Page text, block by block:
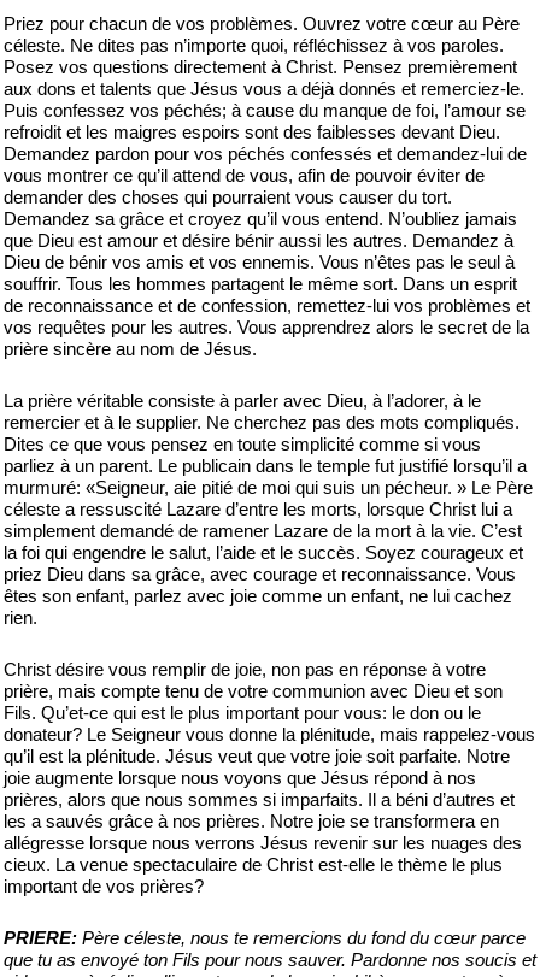
Priez pour chacun de vos problèmes. Ouvrez votre cœur au Père
céleste. Ne dites pas n’importe quoi, réfléchissez à vos paroles.
Posez vos questions directement à Christ. Pensez premièrement
aux dons et talents que Jésus vous a déjà donnés et remerciez-le.
Puis confessez vos péchés; à cause du manque de foi, l’amour se
refroidit et les maigres espoirs sont des faiblesses devant Dieu.
Demandez pardon pour vos péchés confessés et demandez-lui de
vous montrer ce qu’il attend de vous, afin de pouvoir éviter de
demander des choses qui pourraient vous causer du tort.
Demandez sa grâce et croyez qu’il vous entend. N’oubliez jamais
que Dieu est amour et désire bénir aussi les autres. Demandez à
Dieu de bénir vos amis et vos ennemis. Vous n’êtes pas le seul à
souffrir. Tous les hommes partagent le même sort. Dans un esprit
de reconnaissance et de confession, remettez-lui vos problèmes et
vos requêtes pour les autres. Vous apprendrez alors le secret de la
prière sincère au nom de Jésus.
La prière véritable consiste à parler avec Dieu, à l’adorer, à le
remercier et à le supplier. Ne cherchez pas des mots compliqués.
Dites ce que vous pensez en toute simplicité comme si vous
parliez à un parent. Le publicain dans le temple fut justifié lorsqu’il a
murmuré: «Seigneur, aie pitié de moi qui suis un pécheur. » Le Père
céleste a ressuscité Lazare d’entre les morts, lorsque Christ lui a
simplement demandé de ramener Lazare de la mort à la vie. C’est
la foi qui engendre le salut, l’aide et le succès. Soyez courageux et
priez Dieu dans sa grâce, avec courage et reconnaissance. Vous
êtes son enfant, parlez avec joie comme un enfant, ne lui cachez
rien.
Christ désire vous remplir de joie, non pas en réponse à votre
prière, mais compte tenu de votre communion avec Dieu et son
Fils. Qu’et-ce qui est le plus important pour vous: le don ou le
donateur? Le Seigneur vous donne la plénitude, mais rappelez-vous
qu’il est la plénitude. Jésus veut que votre joie soit parfaite. Notre
joie augmente lorsque nous voyons que Jésus répond à nos
prières, alors que nous sommes si imparfaits. Il a béni d’autres et
les a sauvés grâce à nos prières. Notre joie se transformera en
allégresse lorsque nous verrons Jésus revenir sur les nuages des
cieux. La venue spectaculaire de Christ est-elle le thème le plus
important de vos prières?
PRIERE: Père céleste, nous te remercions du fond du cœur parce
que tu as envoyé ton Fils pour nous sauver. Pardonne nos soucis et